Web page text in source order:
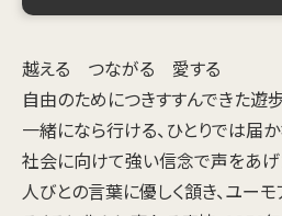
越える つながる 愛する
自由のためにつきすすんできた遊歩
一緒になら行ける、ひとりでは届
社会に向けて強い信念で声をあげ
人びとの言葉に優しく頷き、ユーモ